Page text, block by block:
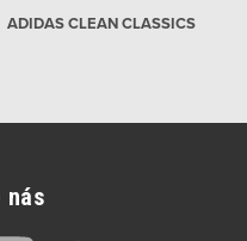
ADIDAS CLEAN CLASSICS
nás